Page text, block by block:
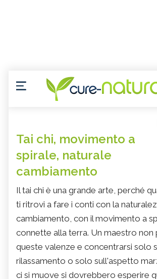
Tai chi, movimento a
spirale, naturale
cambiamento
Il tai chi è una grande arte, perché
ti ritrovi a fare i conti con la
cambiamento, con il movimento a
connette alla terra. Un maestro
queste valenze e concentrarsi solo
rilassamento o solo sull'aspetto
ci si muove si dovrebbero esperire